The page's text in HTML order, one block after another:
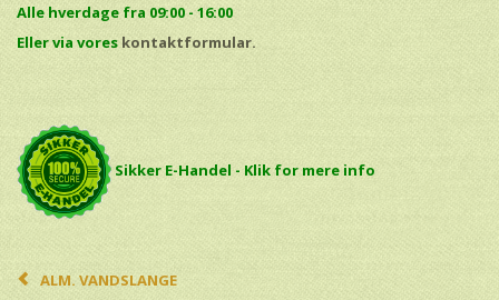
Alle hverdage fra 09:00 - 16:00
Eller via vores kontaktformular.
Sikker E-Handel - Klik for mere info
ALM. VANDSLANGE